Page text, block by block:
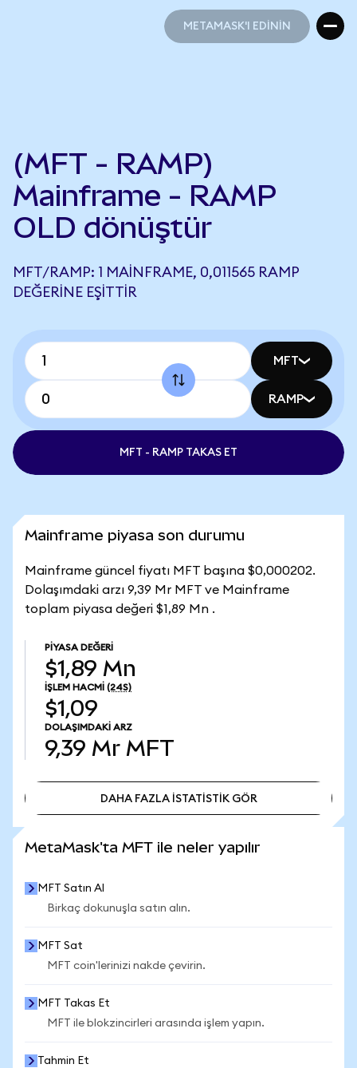
METAMASK'I EDİNİN
(MFT - RAMP)
Mainframe - RAMP
OLD dönüştür
MFT/RAMP: 1 MAINFRAME, 0,011565 RAMP
DEĞERINE EŞITTIR
MFT
RAMP
MFT - RAMP TAKAS ET
Mainframe piyasa son durumu
Mainframe güncel fiyatı MFT başına $0,000202.
Dolaşımdaki arzı 9,39 Mr MFT ve Mainframe
toplam piyasa değeri $1,89 Mn .
PIYASA DEĞERI
$1,89 Mn
İŞLEM HACMI (24S)
$1,09
DOLAŞIMDAKI ARZ
9,39 Mr MFT
DAHA FAZLA İSTATİSTİK GÖR
MetaMask'ta MFT ile neler yapılır
MFT Satın Al
Birkaç dokunuşla satın alın.
MFT Sat
MFT coin'lerinizi nakde çevirin.
MFT Takas Et
MFT ile blokzincirleri arasında işlem yapın.
Tahmin Et